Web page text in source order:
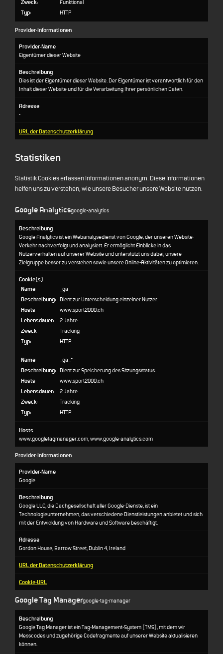
Zweck:
Funktional
Typ:
HTTP
Provider-Informationen
Provider-Name
Eigentümer dieser Website
Beschreibung
Dies ist der Eigentümer dieser Website. Der Eigentümer ist verantwortlich für den
Inhalt dieser Website und für die Verarbeitung Ihrer persönlichen Daten.
Adresse
-
URL der Datenschutzerklärung
Statistiken
Statistik Cookies erfassen Informationen anonym. Diese Informationen
helfen uns zu verstehen, wie unsere Besucher unsere Website nutzen.
Google Analyticsgoogle-analytics
Beschreibung
Google Analytics ist ein Webanalysedienst von Google, der unseren Website-
Verkehr nachverfolgt und analysiert. Er ermöglicht Einblicke in das
Nutzerverhalten auf unserer Website und unterstützt uns dabei, unsere
Zielgruppe besser zu verstehen sowie unsere Online-Aktivitäten zu optimieren.
Cookie(s)
Name:
_ga
Beschreibung: Dient zur Unterscheidung einzelner Nutzer.
Hosts:
www.sport2000.ch
Lebensdauer:
2 Jahre
Zweck:
Tracking
Typ:
HTTP
Name:
_ga_*
Beschreibung: Dient zur Speicherung des Sitzungsstatus.
Hosts:
www.sport2000.ch
Lebensdauer:
2 Jahre
Zweck:
Tracking
Typ:
HTTP
Hosts
www.googletagmanager.com, www.google-analytics.com
Provider-Informationen
Provider-Name
Google
Beschreibung
Google LLC, die Dachgesellschaft aller Google-Dienste, ist ein
Technologieunternehmen, das verschiedene Dienstleistungen anbietet und sich
mit der Entwicklung von Hardware und Software beschäftigt.
Adresse
Gordon House, Barrow Street, Dublin 4, Ireland
URL der Datenschutzerklärung
Cookie-URL
Google Tag Managergoogle-tag-manager
Beschreibung
Google Tag Manager ist ein Tag-Management-System (TMS), mit dem wir
Messcodes und zugehörige Codefragmente auf unserer Website aktualisieren
können.